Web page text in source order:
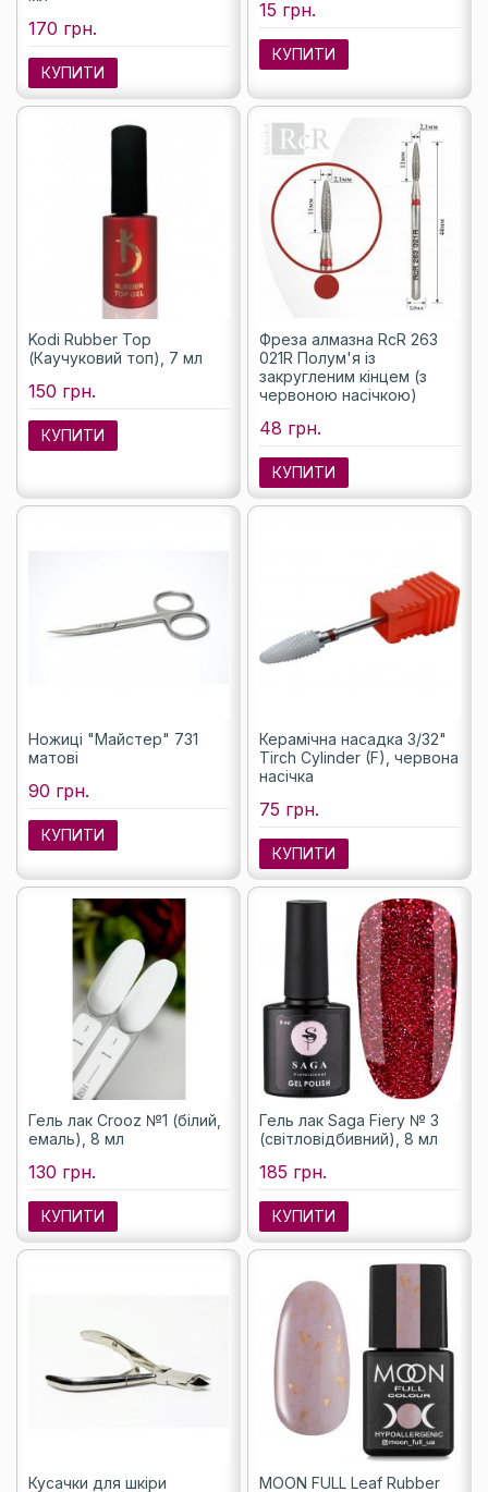
170 грн.
КУПИТИ
15 грн.
КУПИТИ
Kodi Rubber Top
(Каучуковий топ), 7 мл
150 грн.
КУПИТИ
Фреза алмазна RcR 263
021R Полум'я із
закругленим кінцем (з
червоною насічкою)
48 грн.
КУПИТИ
Ножиці "Майстер" 731
матові
90 грн.
КУПИТИ
Керамічна насадка 3/32"
Tirch Cylinder (F), червона
насічка
75 грн.
КУПИТИ
Гель лак Crooz №1 (білий,
емаль), 8 мл
130 грн.
КУПИТИ
Гель лак Saga Fiery № 3
(світловідбивний), 8 мл
185 грн.
КУПИТИ
Кусачки для шкіри
MOON FULL Leaf Rubber